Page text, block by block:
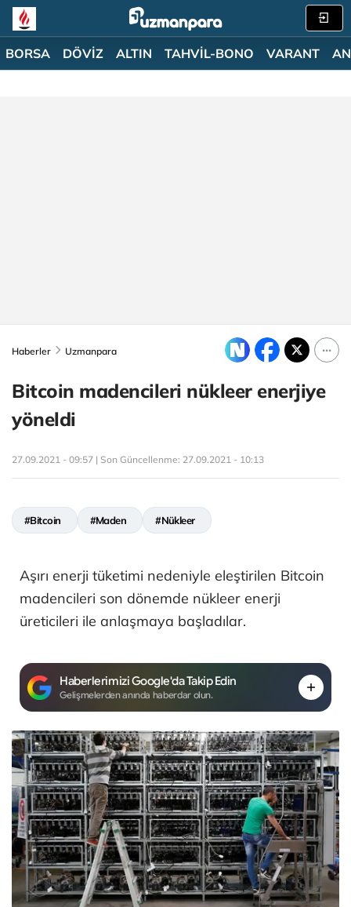
BORSA DÖVİZ ALTIN TAHVİL-BONO VARANT
Haberler Uzmanpara
Bitcoin madencileri nükleer enerjiye
yöneldi
27.09.2021 - 09:57 | Son Güncellenme: 27.09.2021 - 10:13
#Bitcoin #Maden #Nükleer
Aşırı enerji tüketimi nedeniyle eleştirilen Bitcoin
madencileri son dönemde nükleer enerji
üreticileri ile anlaşmaya başladılar.
Haberlerimizi Google'da Takip Edin
Gelişmelerden anında haberdar olun.